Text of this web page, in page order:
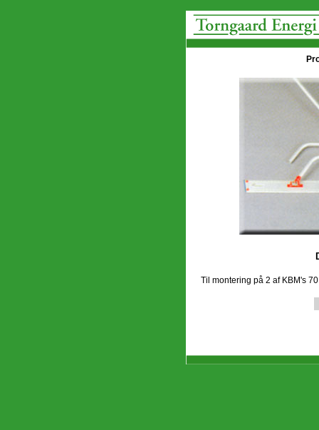
Til montering på 2 af KBM's